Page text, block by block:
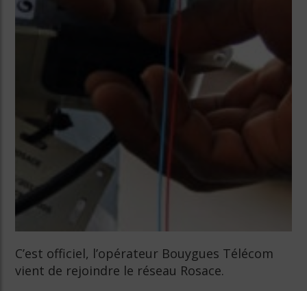
C’est officiel, l’opérateur Bouygues Télécom
vient de rejoindre le réseau Rosace.